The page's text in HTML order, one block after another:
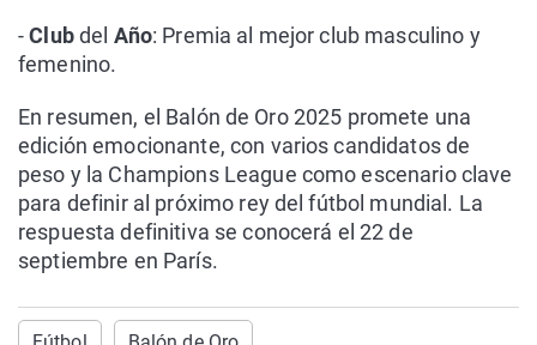
-Clubdel Año: Premia al mejor club masculino y
femenino.
En resumen, el Balón de Oro 2025 promete una
edición emocionante, con varios candidatos de
peso y la Champions League como escenario clave
para definir al próximo rey del fútbol mundial. La
respuesta definitiva se conocerá el 22 de
septiembre en París.